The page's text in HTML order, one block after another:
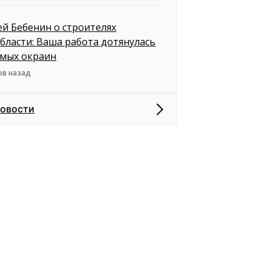
Бебенин о строителях
Ваша работа дотянулась
окраин
назад